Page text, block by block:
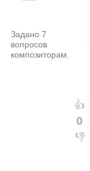
Задано 7
вопросов
композиторам.
👍
0
👎